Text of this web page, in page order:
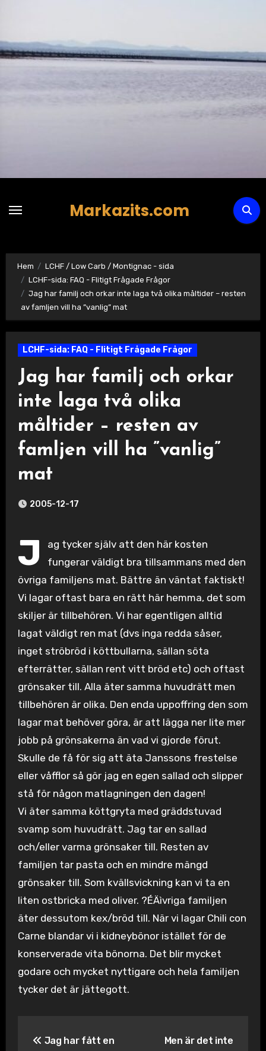
innehåll
Markazits.com
Hem
LCHF / Low Carb / Montignac - sida
LCHF-sida: FAQ - Flitigt Frågade Frågor
Jag har familj och orkar inte laga två olika måltider – resten
av famljen vill ha ”vanlig” mat
LCHF-sida: FAQ - Flitigt Frågade Frågor
Jag har familj och orkar
inte laga två olika
måltider – resten av
famljen vill ha ”vanlig”
mat
2005-12-17
J
ag tycker själv att den här kosten
fungerar väldigt bra tillsammans med den
övriga familjens mat. Bättre än väntat faktiskt!
Vi lagar oftast bara en rätt här hemma, det som
skiljer är tillbehören. Vi har egentligen alltid
lagat väldigt ren mat (dvs inga redda såser,
inget ströbröd i köttbullarna, sällan söta
efterrätter, sällan rent vitt bröd etc) och oftast
grönsaker till. Alla äter samma huvudrätt men
tillbehören är olika. Den enda uppoffring den som
lagar mat behöver göra, är att lägga ner lite mer
jobb på grönsakerna än vad vi gjorde förut.
Skulle de få för sig att äta Janssons frestelse
eller våfflor så gör jag en egen sallad och slipper
stå för någon matlagningen den dagen!
Vi äter samma köttgryta med gräddstuvad
svamp som huvudrätt. Jag tar en sallad
och/eller varma grönsaker till. Resten av
familjen tar pasta och en mindre mängd
grönsaker till. Som kvällsvickning kan vi ta en
liten ostbricka med oliver. ?ÉÄìvriga familjen
äter dessutom kex/bröd till. När vi lagar Chili con
Carne blandar vi i kidneybönor istället för de
konserverade vita bönorna. Det blir mycket
godare och mycket nyttigare och hela familjen
tycker det är jättegott.
Jag har fått en
Men är det inte